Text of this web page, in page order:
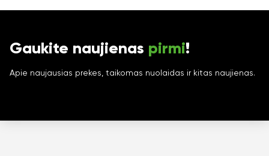
Gaukite naujienas pirmi!
Apie naujausias prekes, taikomas nuolaidas ir kitas naujienas.